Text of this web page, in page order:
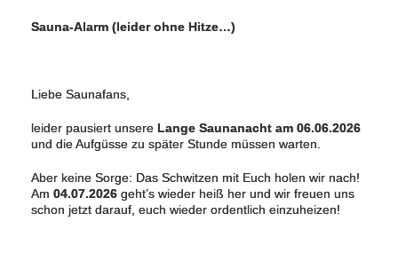
Sauna-Alarm (leider ohne Hitze…)
Liebe Saunafans,
leider pausiert unsere Lange Saunanacht am 06.06.2026
und die Aufgüsse zu später Stunde müssen warten.
Aber keine Sorge: Das Schwitzen mit Euch holen wir nach!
Am 04.07.2026 geht’s wieder heiß her und wir freuen uns
schon jetzt darauf, euch wieder ordentlich einzuheizen!